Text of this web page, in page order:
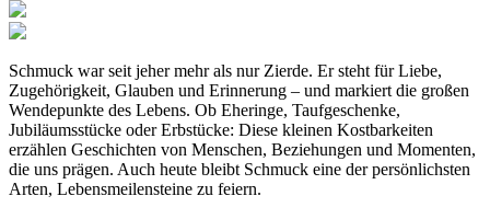
Schmuck war seit jeher mehr als nur Zierde. Er steht für Liebe,
Zugehörigkeit, Glauben und Erinnerung – und markiert die großen
Wendepunkte des Lebens. Ob Eheringe, Taufgeschenke,
Jubiläumsstücke oder Erbstücke: Diese kleinen Kostbarkeiten
erzählen Geschichten von Menschen, Beziehungen und Momenten,
die uns prägen. Auch heute bleibt Schmuck eine der persönlichsten
Arten, Lebensmeilensteine zu feiern.